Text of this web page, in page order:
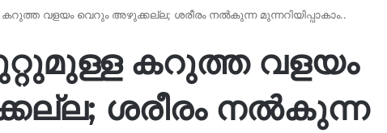
വളയം വെറും അഴുക്കല്ല; ശരീരം നൽകുന്ന മുന്നറിയിപ്പാകാം..
കറുത്ത വളയം
ശരീരം നൽകുന്ന